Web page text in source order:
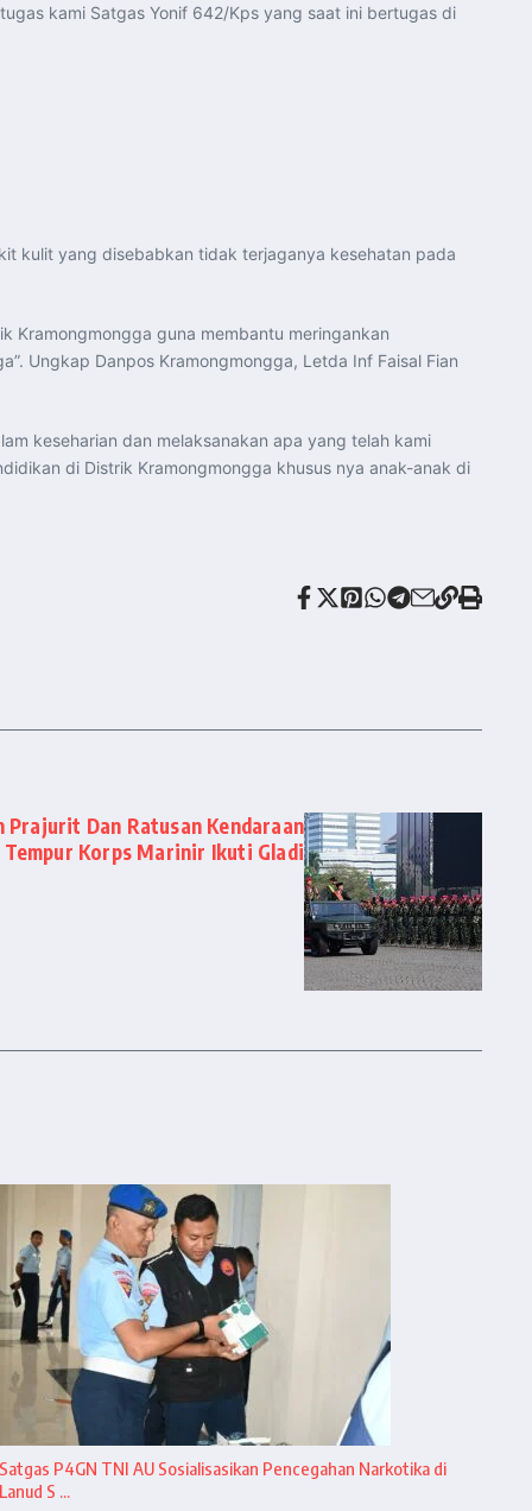
kami Satgas Yonif 642/Kps yang saat ini bertugas di
kulit yang disebabkan tidak terjaganya kesehatan pada
Kramongmongga guna membantu meringankan
Ungkap Danpos Kramongmongga, Letda Inf Faisal Fian
keseharian dan melaksanakan apa yang telah kami
di Distrik Kramongmongga khusus nya anak-anak di
Prajurit Dan Ratusan Kendaraan
Tempur Korps Marinir Ikuti Gladi
Satgas P4GN TNI AU Sosialisasikan Pencegahan Narkotika di
Lanud S ...